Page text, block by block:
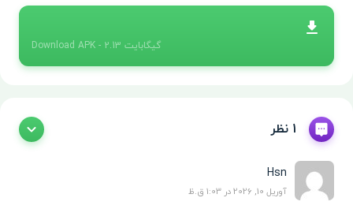
Download APK - 2.13 گیگابایت
1 نظر
Hsn
آوریل 10, 2026 در 1:03 ق.ظ